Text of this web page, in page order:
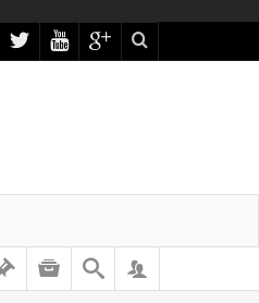
এর অফিস সহকারী কাম কম্পিউটার মুদ্রাক্ষরিক নিয়োগ